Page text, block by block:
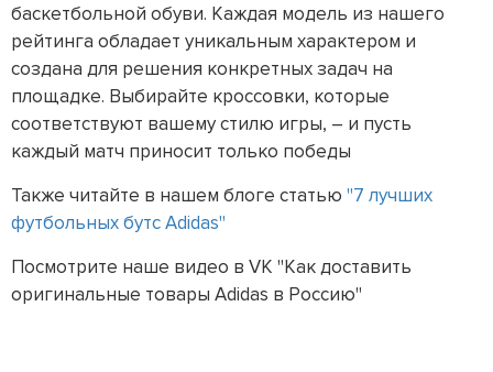
баскетбольной обуви. Каждая модель из нашего
рейтинга обладает уникальным характером и
создана для решения конкретных задач на
площадке. Выбирайте кроссовки, которые
соответствуют вашему стилю игры, – и пусть
каждый матч приносит только победы
Также читайте в нашем блоге статью "7 лучших
футбольных бутс Adidas"
Посмотрите наше видео в VK "Как доставить
оригинальные товары Adidas в Россию"